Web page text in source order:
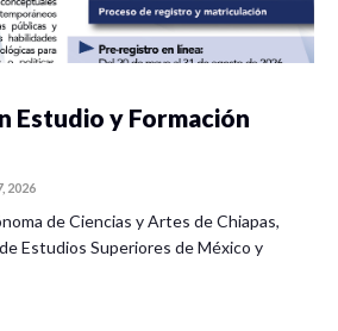
Estudio y Formación
2026
de Ciencias y Artes de Chiapas,
Estudios Superiores de México y